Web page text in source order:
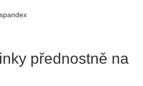
přednostně na